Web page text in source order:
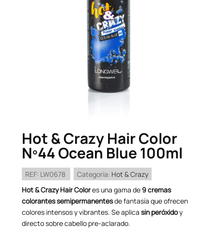
Hot & Crazy Hair Color
Nº44 Ocean Blue 100ml
REF: LW0678 Categoría: Hot & Crazy
Hot & Crazy Hair Colores una gama de 9 cremas
colorantes semipermanentesde fantasía que ofrecen
colores intensos y vibrantes. Se aplica sin peróxidoy
directo sobre cabello pre-aclarado.